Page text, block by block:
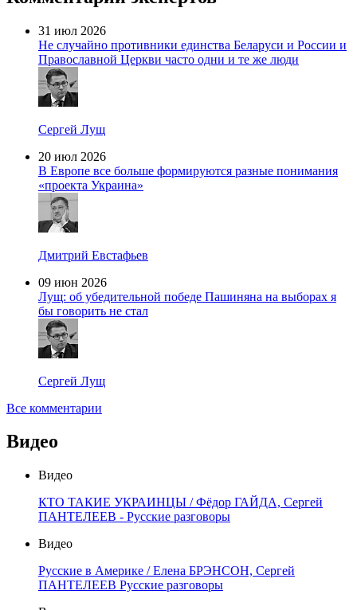
31 июл 2026
Не случайно противники единства Беларуси и России и
Православной Церкви часто одни и те же люди
Сергей Лущ
20 июл 2026
В Европе все больше формируются разные понимания
«проекта Украина»
Дмитрий Евстафьев
09 июн 2026
Лущ: об убедительной победе Пашиняна на выборах я
бы говорить не стал
Сергей Лущ
Все комментарии
Видео
Видео
КТО ТАКИЕ УКРАИНЦЫ / Фёдор ГАЙДА, Сергей
ПАНТЕЛЕЕВ - Русские разговоры
Видео
Русские в Америке / Елена БРЭНСОН, Сергей
ПАНТЕЛЕЕВ Русские разговоры